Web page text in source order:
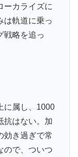
ーカライズに
は軌道に乗っ
戦略を追っ
に属し、1000
抗はない。加
効き過ぎで常
ので、ついつ